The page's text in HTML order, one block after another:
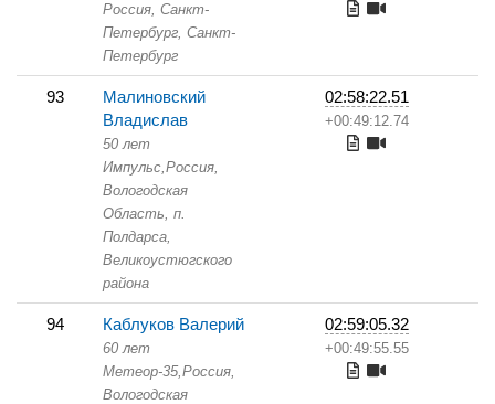
Россия, Санкт-
Петербург, Санкт-
Петербург
93
Малиновский
Владислав
50 лет
Импульс,Россия,
Вологодская
Область, п.
Полдарса,
Великоустюгского
района
02:58:22.51
+00:49:12.74
94 Каблуков Валерий
60 лет
Метеор-35,Россия,
Вологодская
02:59:05.32
+00:49:55.55